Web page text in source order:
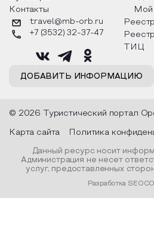
Контакты
Мой
ДОБАВИТЬ ИНФОРМАЦИЮ
travel@mb-orb.ru
+7 (3532) 32-37-47
ТИЦ
© 2026 Туристический портал
Карта сайта Политика
Данный ресурс носит
Администрация не несет
услуг, предоставленных
Разработка